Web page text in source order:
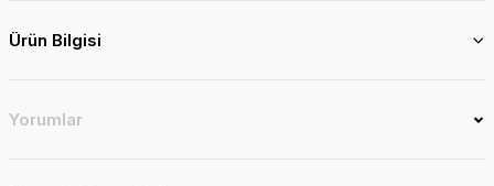
Ürün Bilgisi
Yorumlar